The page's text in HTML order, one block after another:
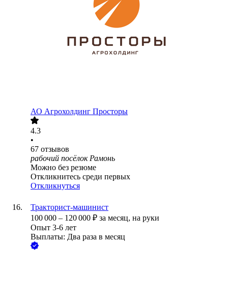
АО Агрохолдинг Просторы
4.3
•
67 отзывов
рабочий посёлок Рамонь
Можно без резюме
Откликнитесь среди первых
Откликнуться
Тракторист-машинист
100 000 – 120 000 ₽ за месяц, на руки
Опыт 3-6 лет
Выплаты: Два раза в месяц